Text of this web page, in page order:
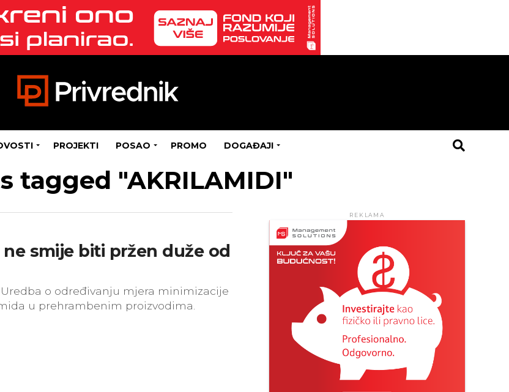
PROJEKTI POSAO PROMO DOGAĐAJI
tagged "AKRILAMIDI"
smije biti pržen duže od
Uredba o određivanju mjera minimizacije
u prehrambenim proizvodima.
REKLAMA